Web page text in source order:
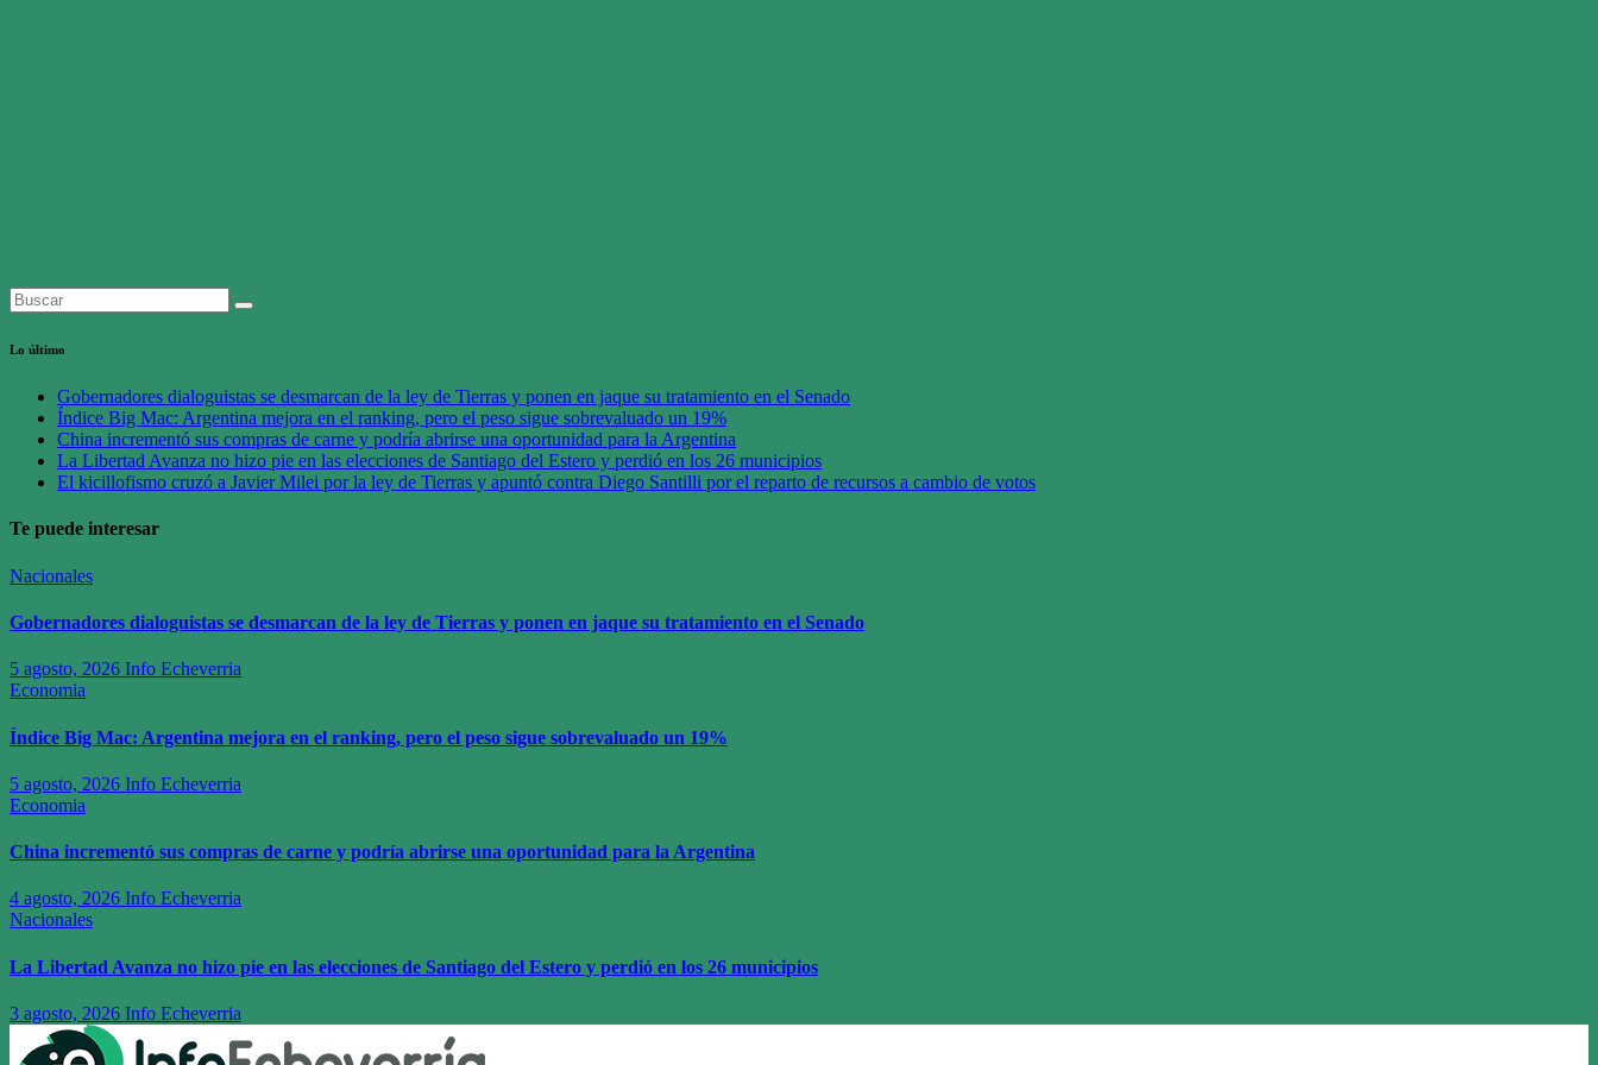
Lo último
Gobernadores dialoguistas se desmarcan de la ley de Tierras y ponen en jaque su tratamiento en el Senado
Índice Big Mac: Argentina mejora en el ranking, pero el peso sigue sobrevaluado un 19%
China incrementó sus compras de carne y podría abrirse una oportunidad para la Argentina
La Libertad Avanza no hizo pie en las elecciones de Santiago del Estero y perdió en los 26 municipios
El kicillofismo cruzó a Javier Milei por la ley de Tierras y apuntó contra Diego Santilli por el reparto de recursos a cambio de votos
Te puede interesar
Nacionales
Gobernadores dialoguistas se desmarcan de la ley de Tierras y ponen en jaque su tratamiento en el Senado
5 agosto, 2026 Info Echeverria
Economia
Índice Big Mac: Argentina mejora en el ranking, pero el peso sigue sobrevaluado un 19%
5 agosto, 2026 Info Echeverria
Economia
China incrementó sus compras de carne y podría abrirse una oportunidad para la Argentina
4 agosto, 2026 Info Echeverria
Nacionales
La Libertad Avanza no hizo pie en las elecciones de Santiago del Estero y perdió en los 26 municipios
3 agosto, 2026 Info Echeverria